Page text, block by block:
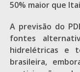
50% maior que
A previsão do
fontes
hidrelétricas e
brasileira,